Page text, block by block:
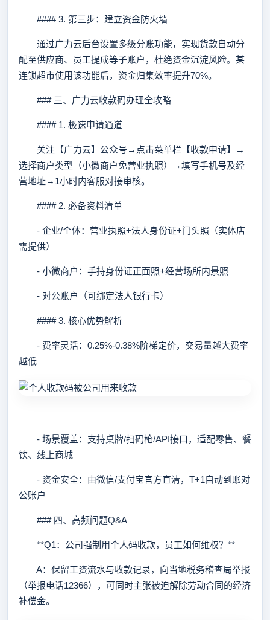
#### 3. 第三步：建立资金防火墙
通过广力云后台设置多级分账功能，实现货款自动分
配至供应商、员工提成等子账户，杜绝资金沉淀风险。某
连锁超市使用该功能后，资金归集效率提升70%。
### 三、广力云收款码办理全攻略
#### 1. 极速申请通道
关注【广力云】公众号→点击菜单栏【收款申请】→
选择商户类型（小微商户免营业执照）→填写手机号及经
营地址→1小时内客服对接审核。
#### 2. 必备资料清单
- 企业/个体：营业执照+法人身份证+门头照（实体店
需提供）
- 小微商户：手持身份证正面照+经营场所内景照
- 对公账户（可绑定法人银行卡）
#### 3. 核心优势解析
- 费率灵活：0.25%-0.38%阶梯定价，交易量越大费率
越低
- 场景覆盖：支持桌牌/扫码枪/API接口，适配零售、餐
饮、线上商城
- 资金安全：由微信/支付宝官方直清，T+1自动到账对
公账户
### 四、高频问题Q&A
**Q1：公司强制用个人码收款，员工如何维权？**
A：保留工资流水与收款记录，向当地税务稽查局举报
（举报电话12366），可同时主张被迫解除劳动合同的经济
补偿金。